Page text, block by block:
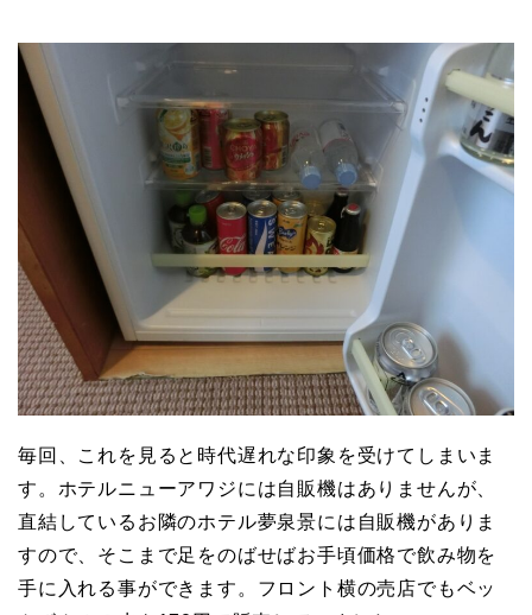
毎回、これを見ると時代遅れな印象を受けてしまいま
す。ホテルニューアワジには自販機はありませんが、
直結しているお隣のホテル夢泉景には自販機がありま
すので、そこまで足をのばせばお手頃価格で飲み物を
手に入れる事ができます。フロント横の売店でもベッ